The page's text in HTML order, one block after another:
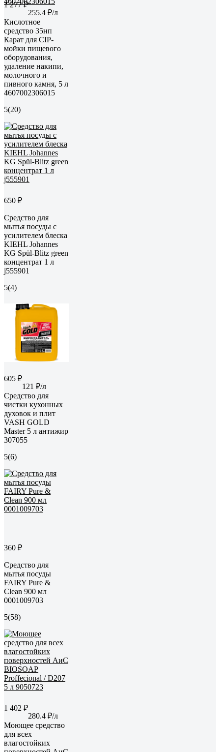
1 277 ₽
255.4 ₽/л
Кислотное
средство 35нп
Карат для CIP-
мойки пищевого
оборудования,
удаление накипи,
молочного и
пивного камня, 5 л
4607002306015
5(20)
650 ₽
Средство для
мытья посуды с
усилителем блеска
KIEHL Johannes
KG Spül-Blitz green
концентрат 1 л
j555901
5(4)
605 ₽
121 ₽/л
Средство для
чистки кухонных
духовок и плит
VASH GOLD
Master 5 л антижир
307055
5(6)
360 ₽
Средство для
мытья посуды
FAIRY Pure &
Clean 900 мл
0001009703
5(58)
1 402 ₽
280.4 ₽/л
Моющее средство
для всех
влагостойких